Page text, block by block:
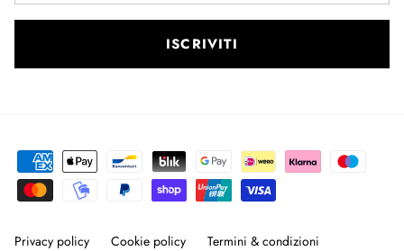
ISCRIVITI
Privacy policy Cookie policy Termini & condizioni